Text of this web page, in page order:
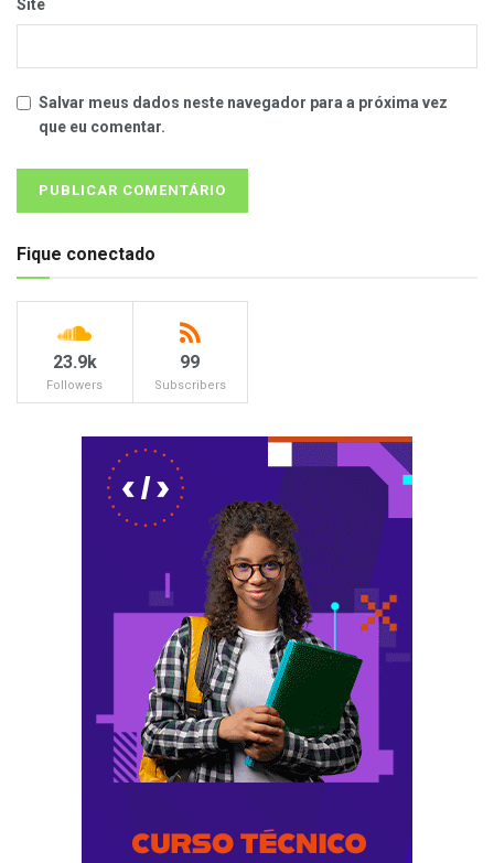
Site
Salvar meus dados neste navegador para a próxima vez
que eu comentar.
Fique conectado
23.9k
Followers
99
Subscribers